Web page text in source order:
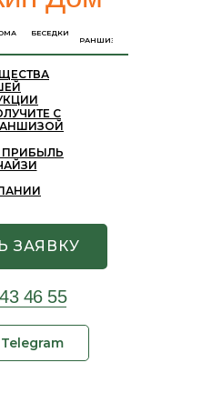
С
ПРИБЫЛЬ
ЗАЯВКУ
46 55
БЕСЕДКИ
ФРАНШИЗА